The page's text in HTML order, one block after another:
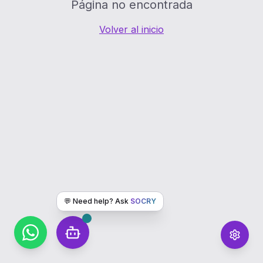
💬 Need help? Ask SOCRY
Página no encontrada
Volver al inicio